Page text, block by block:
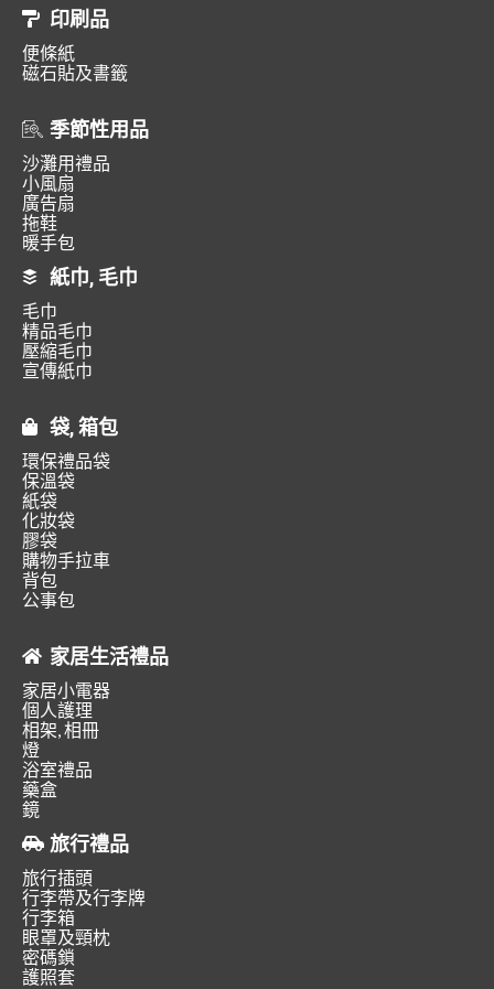
印刷品
便條紙
磁石貼及書籤
季節性用品
沙灘用禮品
小風扇
廣告扇
拖鞋
暖手包
紙巾, 毛巾
毛巾
精品毛巾
壓縮毛巾
宣傳紙巾
袋, 箱包
環保禮品袋
保溫袋
紙袋
化妝袋
膠袋
購物手拉車
背包
公事包
家居生活禮品
家居小電器
個人護理
相架, 相冊
燈
浴室禮品
藥盒
鏡
旅行禮品
旅行插頭
行李帶及行李牌
行李箱
眼罩及頸枕
密碼鎖
護照套